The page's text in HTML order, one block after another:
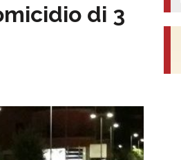
di 3